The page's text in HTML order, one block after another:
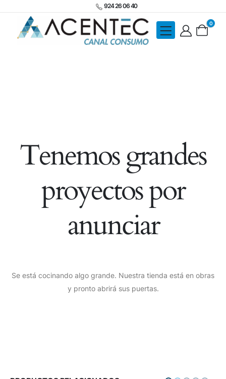
924 26 06 40
0
Tenemos grandes
proyectos por
anunciar
Se está cocinando algo grande. Nuestra tienda está en obras
y pronto abrirá sus puertas.